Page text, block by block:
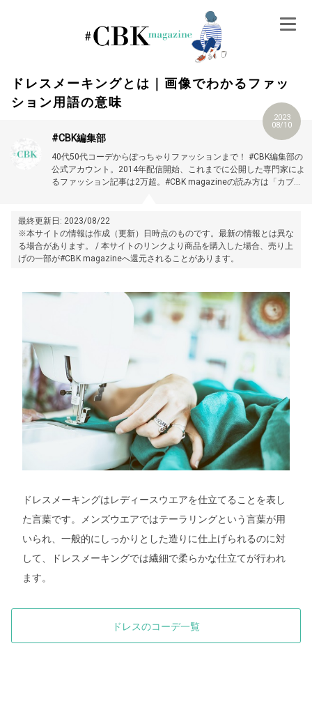
ドレスメーキングとは｜画像でわかるファッ
ション用語の意味
2023
08/10
#CBK編集部
40代50代コーデからぽっちゃりファッションまで！ #CBK編集部の
公式アカウント。2014年配信開始、これまでに公開した専門家によ
るファッション記事は2万超。#CBK magazineの読み方は「カブキ
最終更新日: 2023/08/22
※本サイトの情報は作成（更新）日時点のものです。最新の情報とは異な
る場合があります。 / 本サイトのリンクより商品を購入した場合、売り上
げの一部が#CBK magazineへ還元されることがあります。
ドレスメーキングはレディースウエアを仕立てることを表し
た言葉です。メンズウエアではテーラリングという言葉が用
いられ、一般的にしっかりとした造りに仕上げられるのに対
して、ドレスメーキングでは繊細で柔らかな仕立てが行われ
ます。
ドレスのコーデ一覧